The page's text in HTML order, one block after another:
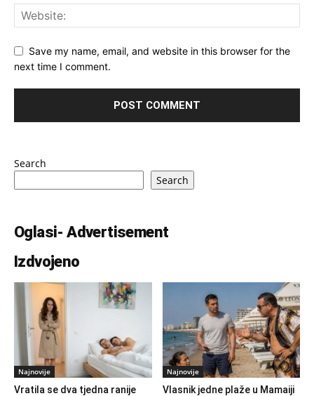
Save my name, email, and website in this browser for the
next time I comment.
Search
Search
Oglasi- Advertisement
Izdvojeno
Najnovije
Vratila se dva tjedna ranije
Najnovije
Vlasnik jedne plaže u Mamaiji